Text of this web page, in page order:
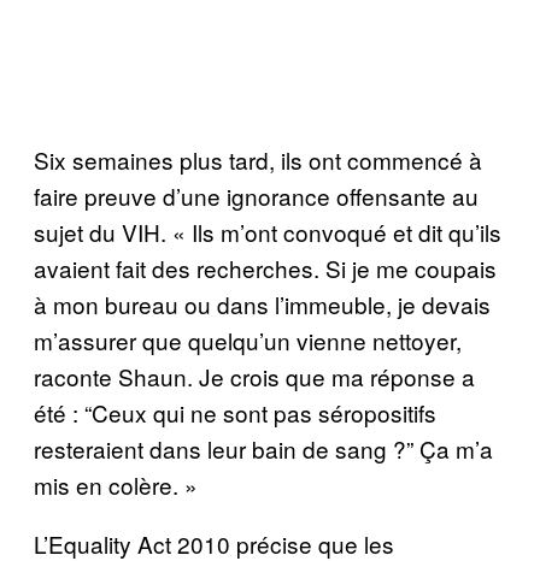
Six semaines plus tard, ils ont commencé à
faire preuve d’une ignorance offensante au
sujet du VIH. « Ils m’ont convoqué et dit qu’ils
avaient fait des recherches. Si je me coupais
à mon bureau ou dans l’immeuble, je devais
m’assurer que quelqu’un vienne nettoyer,
raconte Shaun. Je crois que ma réponse a
été : “Ceux qui ne sont pas séropositifs
resteraient dans leur bain de sang ?” Ça m’a
mis en colère. »
L’Equality Act 2010 précise que les